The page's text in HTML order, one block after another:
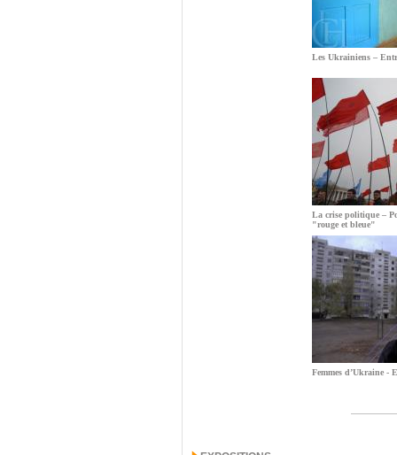
Les Ukrainiens –
La crise politique –
"rouge et bleue"
Femmes d’Ukraine -